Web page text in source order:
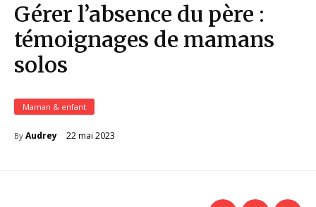
Gérer l’absence du père :
témoignages de mamans
solos
Maman & enfant
By Audrey 22 mai 2023